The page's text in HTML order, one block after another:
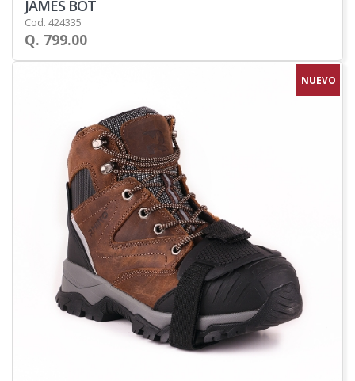
JAMES BOT
Cod. 424335
Q. 799.00
NUEVO